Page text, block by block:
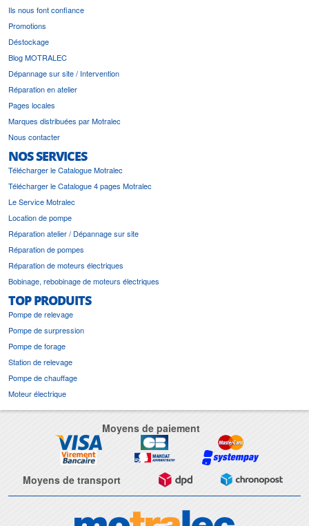
Ils nous font confiance
Promotions
Déstockage
Blog MOTRALEC
Dépannage sur site / Intervention
Réparation en atelier
Pages locales
Marques distribuées par Motralec
Nous contacter
NOS SERVICES
Télécharger le Catalogue Motralec
Télécharger le Catalogue 4 pages Motralec
Le Service Motralec
Location de pompe
Réparation atelier / Dépannage sur site
Réparation de pompes
Réparation de moteurs électriques
Bobinage, rebobinage de moteurs électriques
TOP PRODUITS
Pompe de relevage
Pompe de surpression
Pompe de forage
Station de relevage
Pompe de chauffage
Moteur électrique
Moyens de paiement
Moyens de transport